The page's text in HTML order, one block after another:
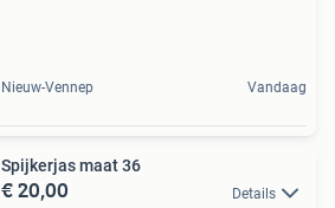
Nieuw-Vennep Vandaag
Spijkerjas maat 36
€ 20,00 Details